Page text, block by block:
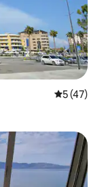
5 de uma
5 (47)